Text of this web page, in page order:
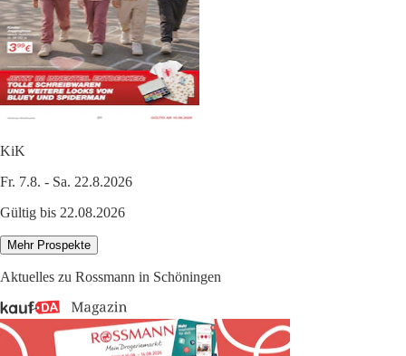
KiK
Fr. 7.8. - Sa. 22.8.2026
Gültig bis 22.08.2026
Mehr Prospekte
Aktuelles zu Rossmann in Schöningen